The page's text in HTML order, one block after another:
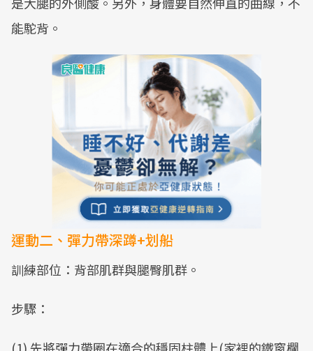
能駝背。
運動二、彈力帶深蹲+划船
訓練部位：背部肌群與腿臀肌群。
步驟：